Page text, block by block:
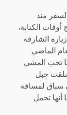
من العمر 61 عاماً، السفر منذ
الكتابة،
الشارقة
الماضي
تحب المشي
جبل
سباق لمسافة
أنها تحمل